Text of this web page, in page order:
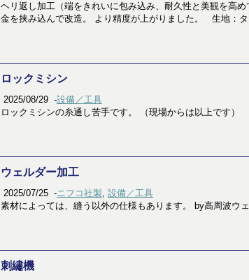
ヘリ返し加工（端をきれいに包み込み、耐久性と美観を高
金を挟み込んで改造。 より精度が上がりました。 生地：
ロックミシン
2025/08/29 -設備／工具
ロックミシンの糸通し苦手です。 （現場からは以上です）
ウェルダー加工
2025/07/25 -ニフコ社製, 設備／工具
素材によっては、縫う以外の仕様もあります。 by高周波ウ
刺繡機